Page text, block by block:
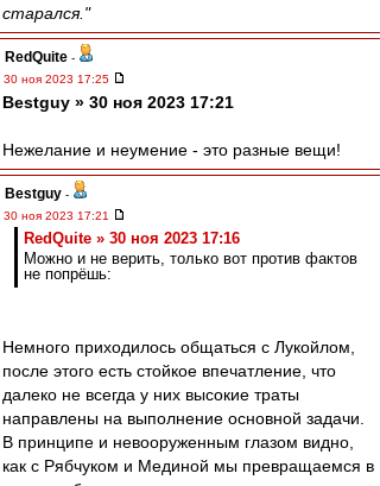
старался."
RedQuite -
30 ноя 2023 17:25
Bestguy » 30 ноя 2023 17:21
Нежелание и неумение - это разные вещи!
Bestguy -
30 ноя 2023 17:21
RedQuite » 30 ноя 2023 17:16
Можно и не верить, только вот против фактов
не попрёшь:
Немного приходилось общаться с Лукойлом,
после этого есть стойкое впечатление, что
далеко не всегда у них высокие траты
направлены на выполнение основной задачи.
В принципе и невооруженным глазом видно,
как с Рябчуком и Мединой мы превращаемся в